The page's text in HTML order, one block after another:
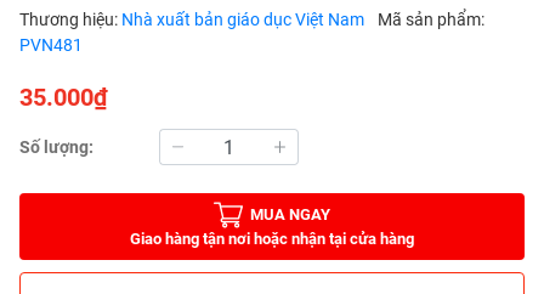
Thương hiệu: Nhà xuất bản giáo dục Việt Nam
Mã sản phẩm:
PVN481
35.000₫
Số lượng:
MUA NGAY
Giao hàng tận nơi hoặc nhận tại cửa hàng